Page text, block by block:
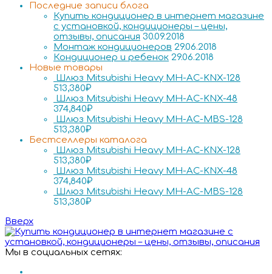
Последние записи блога
Купить кондиционер в интернет магазине
с установкой, кондиционеры – цены,
отзывы, описания 30.09.2018
Монтаж кондиционеров 29.06.2018
Кондиционер и ребенок 29.06.2018
Новые товары
Шлюз Mitsubishi Heavy MH-AC-KNX-128
513,380₽
Шлюз Mitsubishi Heavy MH-AC-KNX-48
374,840₽
Шлюз Mitsubishi Heavy MH-AC-MBS-128
513,380₽
Бестселлеры каталога
Шлюз Mitsubishi Heavy MH-AC-KNX-128
513,380₽
Шлюз Mitsubishi Heavy MH-AC-KNX-48
374,840₽
Шлюз Mitsubishi Heavy MH-AC-MBS-128
513,380₽
Вверх
Мы в социальных сетях: